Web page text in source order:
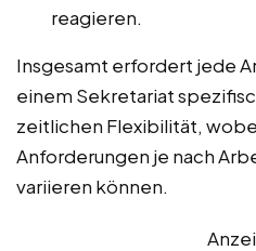
reagieren.
Insgesamt erfordert jede
einem Sekretariat
zeitlichen Flexibilität,
Anforderungen je nach
variieren können.